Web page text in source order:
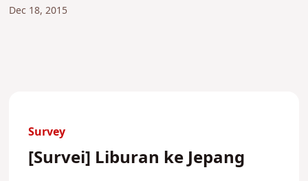
Dec 18, 2015
Survey
[Survei] Liburan ke Jepang